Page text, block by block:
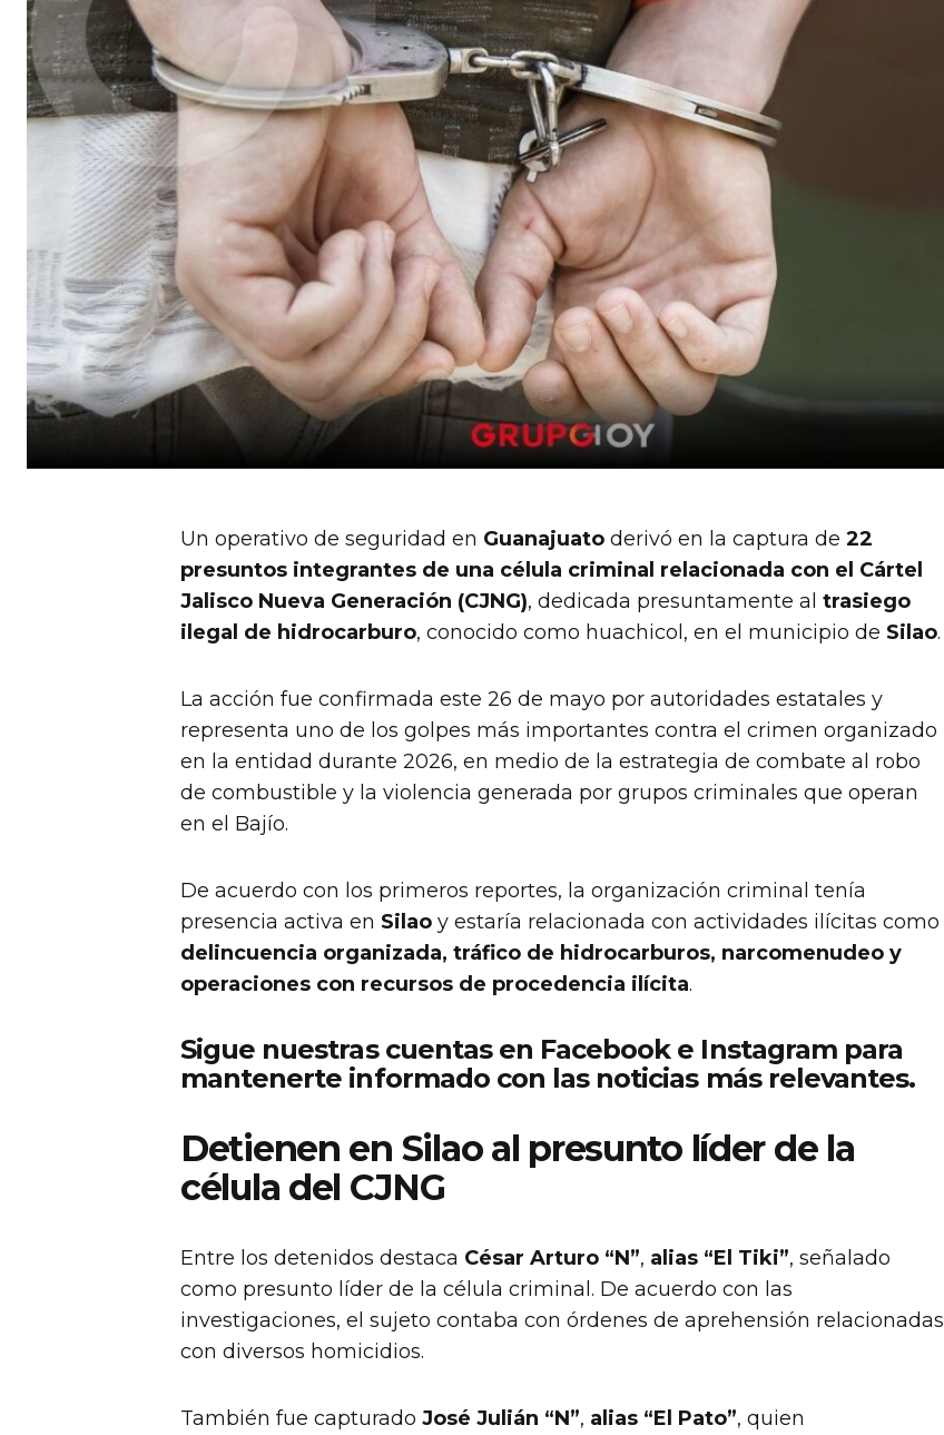
Un operativo de seguridad en Guanajuato derivó en la captura de 22
presuntos integrantes de una célula criminal relacionada con el Cártel
Jalisco Nueva Generación (CJNG), dedicada presuntamente al trasiego
ilegal de hidrocarburo, conocido como huachicol, en el municipio de Silao.
La acción fue confirmada este 26 de mayo por autoridades estatales y
representa uno de los golpes más importantes contra el crimen organizado
en la entidad durante 2026, en medio de la estrategia de combate al robo
de combustible y la violencia generada por grupos criminales que operan
en el Bajío.
De acuerdo con los primeros reportes, la organización criminal tenía
presencia activa en Silao y estaría relacionada con actividades ilícitas como
delincuencia organizada, tráfico de hidrocarburos, narcomenudeo y
operaciones con recursos de procedencia ilícita.
Sigue nuestras cuentas en Facebook e Instagram para
mantenerte informado con las noticias más relevantes.
Detienen en Silao al presunto líder de la
célula del CJNG
Entre los detenidos destaca César Arturo “N”, alias “El Tiki”, señalado
como presunto líder de la célula criminal. De acuerdo con las
investigaciones, el sujeto contaba con órdenes de aprehensión relacionadas
con diversos homicidios.
También fue capturado José Julián “N”, alias “El Pato”, quien